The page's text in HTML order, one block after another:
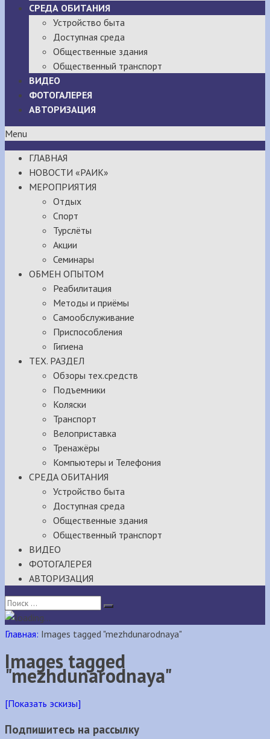
СРЕДА ОБИТАНИЯ
Устройство быта
Доступная среда
Общественные здания
Общественный транспорт
ВИДЕО
ФОТОГАЛЕРЕЯ
АВТОРИЗАЦИЯ
Menu
ГЛАВНАЯ
НОВОСТИ «РАИК»
МЕРОПРИЯТИЯ
Отдых
Спорт
Турслёты
Акции
Семинары
ОБМЕН ОПЫТОМ
Реабилитация
Методы и приёмы
Самообслуживание
Приспособления
Гигиена
ТЕХ. РАЗДЕЛ
Обзоры тех.средств
Подъемники
Коляски
Транспорт
Велоприставка
Тренажёры
Компьютеры и Телефония
СРЕДА ОБИТАНИЯ
Устройство быта
Доступная среда
Общественные здания
Общественный транспорт
ВИДЕО
ФОТОГАЛЕРЕЯ
АВТОРИЗАЦИЯ
Главная: Images tagged "mezhdunarodnaya"
Images tagged
"mezhdunarodnaya"
[Показать эскизы]
Подпишитесь на рассылку